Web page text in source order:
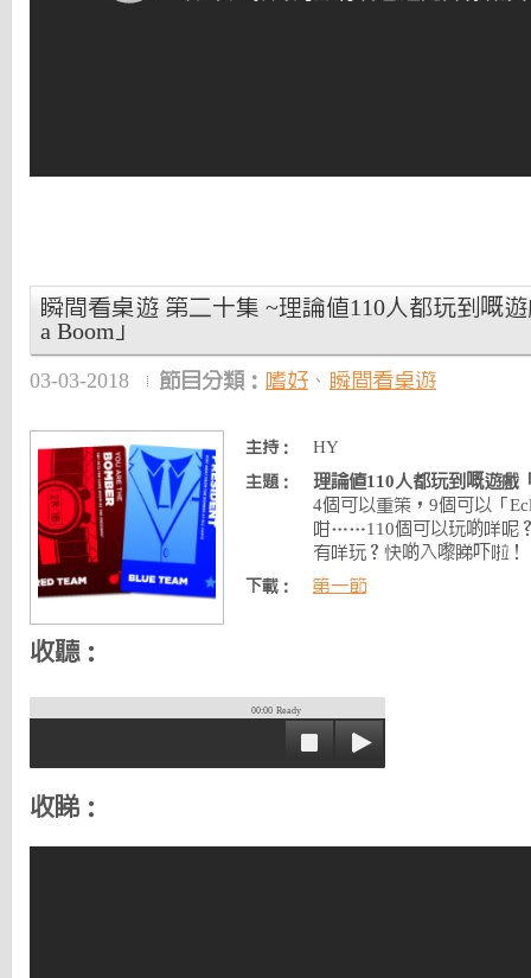
瞬間看桌遊 第二十集 ~理論值110人都玩到嘅遊
a Boom」
03-03-2018 節目分類： 嗜好 、 瞬間看桌遊
主持： HY
主題：
理論值110人都玩到嘅遊戲
4個可以重策，9個可以「
咁……110個可以玩啲咩呢
有咩玩？快啲入嚟睇吓啦！
下載： 第一節
收聽：
00:00 Ready
收睇：